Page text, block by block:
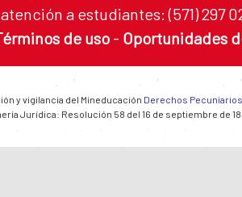
a estudiantes: (571) 297
de uso - Oportunidades
y vigilancia del Mineducación Derechos
Jurídica: Resolución 58 del 16 de septiembre de